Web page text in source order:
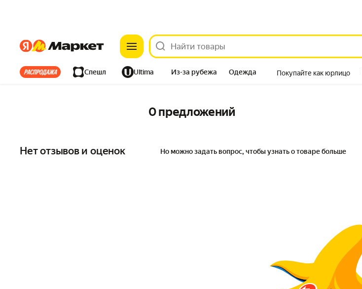
ЯндексЯндекс
Все хиты Спешл Ultima Из-за рубежа Одежда Покупайте как юрлицо
0 предложений
Нет отзывов и оценок Но можно задать вопрос, чтобы узнать о товаре больше